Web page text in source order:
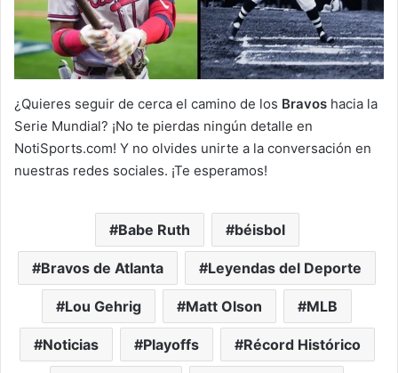
¿Quieres seguir de cerca el camino de los Bravos hacia la
Serie Mundial? ¡No te pierdas ningún detalle en
NotiSports.com! Y no olvides unirte a la conversación en
nuestras redes sociales. ¡Te esperamos!
Babe Ruth béisbol
Bravos de Atlanta Leyendas del Deporte
Lou Gehrig Matt Olson MLB
Noticias Playoffs Récord Histórico